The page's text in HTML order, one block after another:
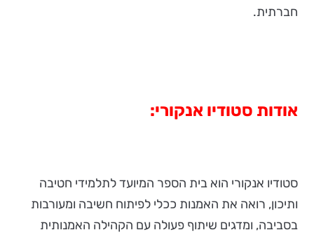
חברתית.
אודות סטודיו אנקורי:
סטודיו אנקורי הוא בית הספר המיועד לתלמידי חטיבה
ותיכון, רואה את האמנות ככלי לפיתוח חשיבה ומעורבות
בסביבה, ומדגים שיתוף פעולה עם הקהילה האמנותית